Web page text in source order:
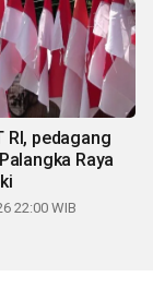
RI, pedagang
Raya
22:00 WIB